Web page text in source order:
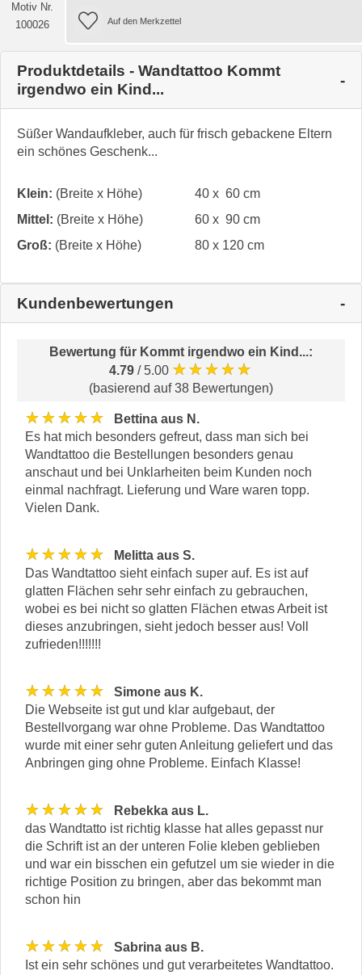
Motiv Nr.
100026
Produktdetails - Wandtattoo Kommt
irgendwo ein Kind...
Süßer Wandaufkleber, auch für frisch gebackene Eltern
ein schönes Geschenk...
Klein: (Breite x Höhe)
40 x 60 cm
Mittel: (Breite x Höhe)
60 x 90 cm
Groß: (Breite x Höhe) 80 x 120 cm
Kundenbewertungen
Bewertung für Kommt irgendwo ein Kind...:
4.79 / 5.00 ★★★★★
(basierend auf 38 Bewertungen)
★★★★★
Bettina aus N.
Es hat mich besonders gefreut, dass man sich bei
Wandtattoo die Bestellungen besonders genau
anschaut und bei Unklarheiten beim Kunden noch
einmal nachfragt. Lieferung und Ware waren topp.
Vielen Dank.
★★★★★
Melitta aus S.
Das Wandtattoo sieht einfach super auf. Es ist auf
glatten Flächen sehr sehr einfach zu gebrauchen,
wobei es bei nicht so glatten Flächen etwas Arbeit ist
dieses anzubringen, sieht jedoch besser aus! Voll
zufrieden!!!!!!!
★★★★★
Simone aus K.
Die Webseite ist gut und klar aufgebaut, der
Bestellvorgang war ohne Probleme. Das Wandtattoo
wurde mit einer sehr guten Anleitung geliefert und das
Anbringen ging ohne Probleme. Einfach Klasse!
★★★★★
Rebekka aus L.
das Wandtatto ist richtig klasse hat alles gepasst nur
die Schrift ist an der unteren Folie kleben geblieben
und war ein bisschen ein gefutzel um sie wieder in die
richtige Position zu bringen, aber das bekommt man
schon hin
★★★★★
Sabrina aus B.
Ist ein sehr schönes und gut verarbeitetes Wandtattoo.